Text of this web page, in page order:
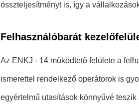
összteljesítményt is, így a
Felhasználóbarát
Az ENKJ - 14 működtető felülete a
ismerettel rendelkező operátorok is
egyértelmű utasítások könnyűvé